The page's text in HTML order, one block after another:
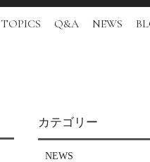
TOPICS Q&A NEWS
カテゴリー
NEWS